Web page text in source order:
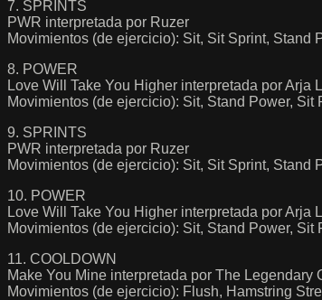
7. SPRINTS
PWR interpretada por Ruzer
Movimientos (de ejercicio): Sit, Sit Sprint, Stand
8. POWER
Love Will Take You Higher interpretada por Arja
Movimientos (de ejercicio): Sit, Stand Power, Sit
9. SPRINTS
PWR interpretada por Ruzer
Movimientos (de ejercicio): Sit, Sit Sprint, Stand
10. POWER
Love Will Take You Higher interpretada por Arja
Movimientos (de ejercicio): Sit, Stand Power, Sit
11. COOLDOWN
Make You Mine interpretada por The
Movimientos (de ejercicio): Flush, Hamstring